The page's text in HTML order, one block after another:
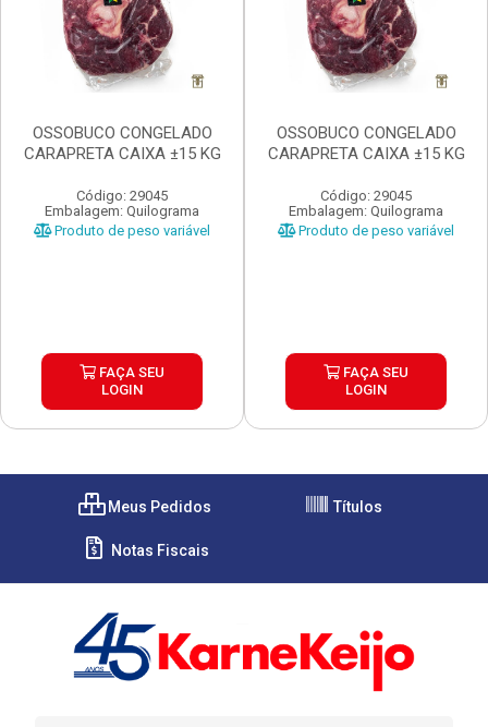
OSSOBUCO CONGELADO
CARAPRETA CAIXA ±15 KG
Código: 29045
Embalagem: Quilograma
Produto de peso variável
FAÇA SEU
LOGIN
OSSOBUCO CONGELADO
CARAPRETA CAIXA ±15 KG
Código: 29045
Embalagem: Quilograma
Produto de peso variável
FAÇA SEU
LOGIN
Meus Pedidos Títulos
Notas Fiscais